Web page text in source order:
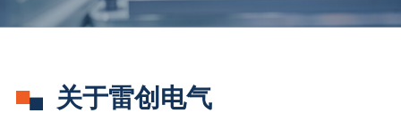
关于雷创电气